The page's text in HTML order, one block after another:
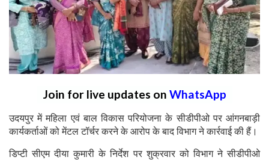
Join for live updates on WhatsApp
उदयपुर में महिला एवं बाल विकास परियोजना के सीडीपीओ पर आंगनबाड़ी
कार्यकर्ताओं को मेंटल टॉर्चर करने के आरोप के बाद विभाग ने कार्रवाई की हैं।
डिप्टी सीएम दीया कुमारी के निर्देश पर शुक्रवार को विभाग ने सीडीपीओ